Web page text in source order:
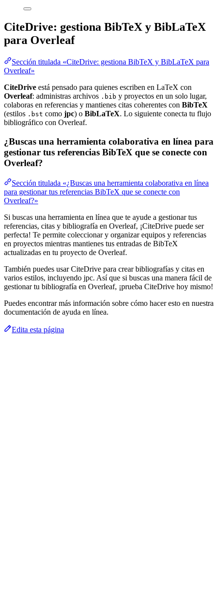
CiteDrive: gestiona BibTeX y BibLaTeX
para Overleaf
Sección titulada «CiteDrive: gestiona BibTeX y BibLaTeX para
Overleaf»
CiteDrive está pensado para quienes escriben en LaTeX con
Overleaf: administras archivos .bib y proyectos en un solo lugar,
colaboras en referencias y mantienes citas coherentes con BibTeX
(estilos .bst como jpc) o BibLaTeX. Lo siguiente conecta tu flujo
bibliográfico con Overleaf.
¿Buscas una herramienta colaborativa en línea para
gestionar tus referencias BibTeX que se conecte con
Overleaf?
Sección titulada «¿Buscas una herramienta colaborativa en línea
para gestionar tus referencias BibTeX que se conecte con
Overleaf?»
Si buscas una herramienta en línea que te ayude a gestionar tus
referencias, citas y bibliografía en Overleaf, ¡CiteDrive puede ser
perfecta! Te permite coleccionar y organizar equipos y referencias
en proyectos mientras mantienes tus entradas de BibTeX
actualizadas en tu proyecto de Overleaf.
También puedes usar CiteDrive para crear bibliografías y citas en
varios estilos, incluyendo jpc. Así que si buscas una manera fácil de
gestionar tu bibliografía en Overleaf, ¡prueba CiteDrive hoy mismo!
Puedes encontrar más información sobre cómo hacer esto en nuestra
documentación de ayuda en línea.
Edita esta página